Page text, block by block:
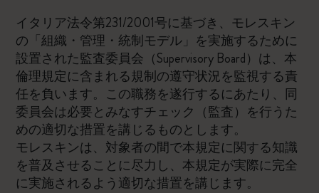
イタリア法令第231/2001号に基づき、モレスキン
の「組織・管理・統制モデル」を実施するために
設置された監査委員会（Supervisory Board）は、本
倫理規定に含まれる規制の遵守状況を監視する責
任を負います。この職務を遂行するにあたり、同
委員会は必要とみなすチェック（監査）を行うた
めの適切な措置を講じるものとします。
モレスキンは、対象者の間で本規定に関する知識
を普及させることに尽力し、本規定が実際に完全
に実施されるよう適切な措置を講じます。